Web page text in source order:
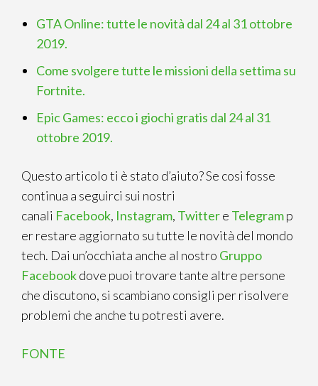
GTA Online: tutte le novità dal 24 al 31 ottobre
2019.
Come svolgere tutte le missioni della settima su
Fortnite.
Epic Games: ecco i giochi gratis dal 24 al 31
ottobre 2019.
Questo articolo ti è stato d’aiuto? Se cosi fosse
continua a seguirci sui nostri
canali Facebook, Instagram, Twittere Telegramp
er restare aggiornato su tutte le novità del mondo
tech. Dai un’occhiata anche al nostro Gruppo
Facebookdove puoi trovare tante altre persone
che discutono, si scambiano consigli per risolvere
problemi che anche tu potresti avere.
FONTE